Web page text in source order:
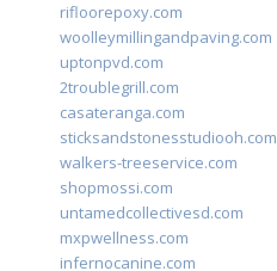
rifloorepoxy.com
woolleymillingandpaving.com
uptonpvd.com
2troublegrill.com
casateranga.com
sticksandstonesstudiooh.com
walkers-treeservice.com
shopmossi.com
untamedcollectivesd.com
mxpwellness.com
infernocanine.com